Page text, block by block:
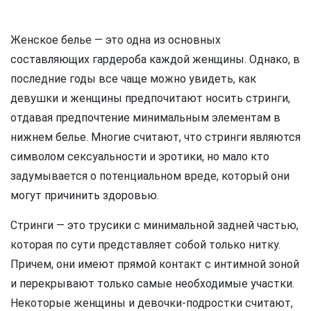
Женское белье — это одна из основных
составляющих гардероба каждой женщины. Однако, в
последние годы все чаще можно увидеть, как
девушки и женщины предпочитают носить стринги,
отдавая предпочтение минимальным элементам в
нижнем белье. Многие считают, что стринги являются
символом сексуальности и эротики, но мало кто
задумывается о потенциальном вреде, который они
могут причинить здоровью.
Стринги — это трусики с минимальной задней частью,
которая по сути представляет собой только нитку.
Причем, они имеют прямой контакт с интимной зоной
и перекрывают только самые необходимые участки.
Некоторые женщины и девочки-подростки считают,